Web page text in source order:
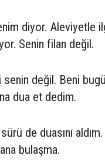
diyor. Aleviyetle
Senin filan değil.
senin değil. Beni
dua et dedim.
de duasını
bulaşma.